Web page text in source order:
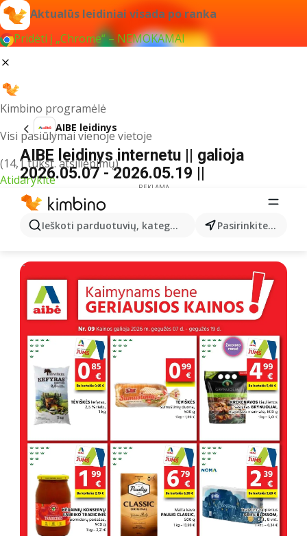
Aktualūs leidiniai visada po ranka
Pridėti į „Chrome“ – NEMOKAMAI
Kimbino programėlė
Visi pasiūlymai vienoje vietoje
(14,1 tūkst. atsiliepimų)
Atidarykite
Ieškoti parduotuvių, kategorijų, produktų... Pasirinkite miestą
AIBE leidinys
AIBE leidinys internetu || galioja
2026.05.07 - 2026.05.19 ||
REKLAMA